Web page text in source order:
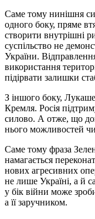
Саме тому нинішня
одного боку, пряме
створити внутрішні
суспільство не
України.
використання
підірвати залишки
З іншого боку,
Кремля. Росія
силово. А отже, що
нього можливостей
Саме тому фраза
намагається
нових агресивних
не лише Україні, а й
у бік війни може
а її заручником.